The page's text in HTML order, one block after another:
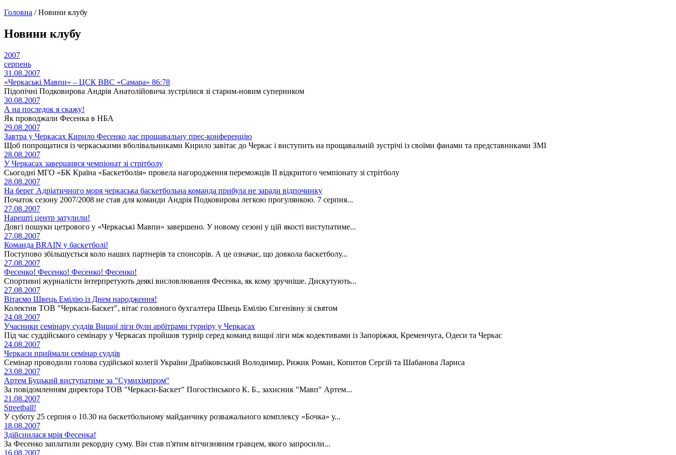
Головна /Новини клубу
Новини клубу
2007
серпень
31.08.2007
«Черкаські Мавпи» – ЦСК ВВС «Самара» 86:78
Підопічні Подковирова Андрія Анатолійовича зустрілися зі старим-новим суперником
30.08.2007
А на последок я скажу!
Як проводжали Фесенка в НБА
29.08.2007
Завтра у Черкасах Кирило Фесенко дає прощавальну прес-конференцію
Щоб попрощатися із черкаськими вболівальниками Кирило завітає до Черкас і виступить на прощавальній зустрічі із своїми фанами та представниками ЗМІ
28.08.2007
У Черкасах завершився чемпіонат зі стрітболу
Сьогодні МГО «БК Країна «Баскетболія» провела нагородження переможців ІІ відкритого чемпіонату зі стрітболу
28.08.2007
На берег Адріатичного моря черкаська баскетбольна команда прибула не заради відпочинку
Початок сезону 2007/2008 не став для команди Андрія Подковирова легкою прогулянкою. 7 серпня...
27.08.2007
Нарешті центр затулили!
Довгі пошуки цетрового у «Черкаські Мавпи» завершено. У новому сезоні у цій якості виступатиме...
27.08.2007
Команда BRAIN у баскетболі!
Поступово збільшується коло наших партнерів та спонсорів. А це означає, що довкола баскетболу...
27.08.2007
Фесенко! Фесенко! Фесенко! Фесенко!
Спортивні журналісти інтерпретують деякі висловлювання Фесенка, як кому зручніше. Дискутують...
27.08.2007
Вітаємо Швець Емілію із Днем народження!
Колектив ТОВ "Черкаси-Баскет", вітає головного бухгалтера Швець Емілію Євгенівну зі святом
24.08.2007
Учасники семінару суддів Вищої ліги були арбітрами турніру у Черкасах
Під час суддійського семінару у Черкасах пройшов турнір серед команд вищої ліги між кодективами із Запоріжжя, Кременчуга, Одеси та Черкас
24.08.2007
Черкаси приймали семінар суддів
Семінар проводили голова судійської колегії України Драбіковський Володимир, Рижик Роман, Копитов Сергій та Шабанова Лариса
23.08.2007
Артем Буцький виступатиме за "Сумихімпром"
За повідомленням директора ТОВ "Черкаси-Баскет" Погостінського К. Б., захисник "Мавп" Артем...
21.08.2007
Streetball!
У суботу 25 серпня о 10.30 на баскетбольному майданчику розважального комплексу «Бочка» у...
18.08.2007
Здійснилася мрія Фесенка!
За Фесенко заплатили рекордну суму. Він став п'ятим вітчизняним гравцем, якого запросили...
16.08.2007